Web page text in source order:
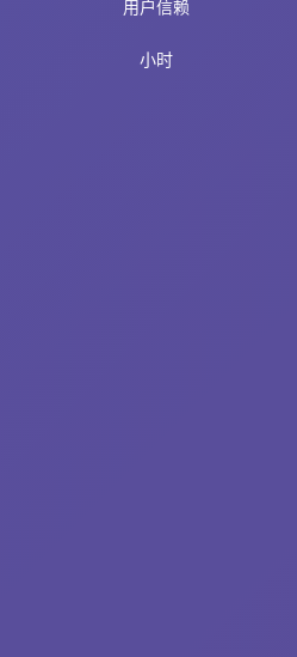
用户信赖
小时